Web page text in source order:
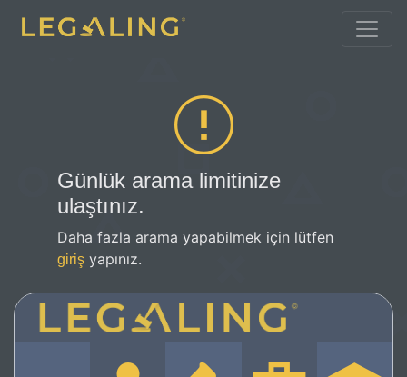
Günlük arama limitinize
ulaştınız.
Daha fazla arama yapabilmek için lütfen
giriş yapınız.